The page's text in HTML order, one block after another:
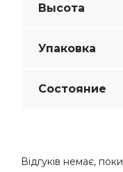
Высота
Упаковка
Состояние
Відгуків немає,